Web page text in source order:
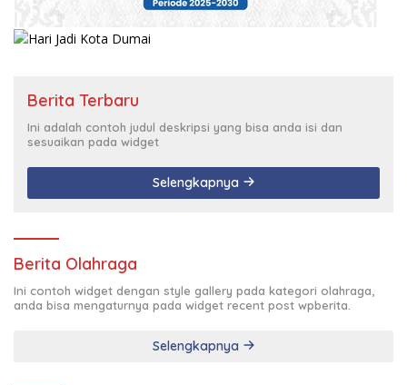
Berita Terbaru
Ini adalah contoh judul deskripsi yang bisa anda isi dan
sesuaikan pada widget
Selengkapnya
Berita Olahraga
Ini contoh widget dengan style gallery pada kategori olahraga,
anda bisa mengaturnya pada widget recent post wpberita.
Selengkapnya